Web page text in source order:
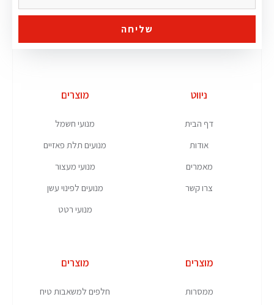
שליחה
ניווט
דף הבית
אודות
מאמרים
צרו קשר
מוצרים
מנועי חשמל
מנועים תלת פאזיים
מנועי מעצור
מנועים לפינוי עשן
מנועי רטט
מוצרים
ממסרות
מוצרים
חלפים למשאבות טיח